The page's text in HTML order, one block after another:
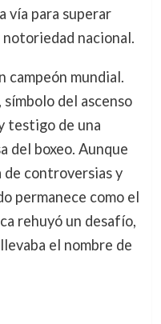
vía para superar
notoriedad nacional.
campeón mundial.
del ascenso
testigo de una
del boxeo. Aunque
de controversias y
permanece como el
rehuyó un desafío,
el nombre de